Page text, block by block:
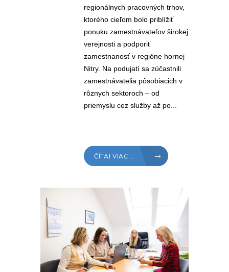
regionálnych pracovných trhov,
ktorého cieľom bolo priblížiť
ponuku zamestnávateľov širokej
verejnosti a podporiť
zamestnanosť v regióne hornej
Nitry. Na podujatí sa zúčastnili
zamestnávatelia pôsobiacich v
rôznych sektoroch – od
priemyslu cez služby až po...
ČÍTAJ VIAC ...